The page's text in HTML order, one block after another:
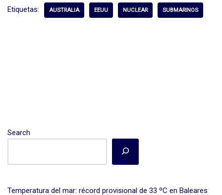
dI
b
p
Etiquetas: AUSTRALIA EEUU NUCLEAR SUBMARINOS
Search
Temperatura del mar: récord provisional de 33 ºC en Baleares